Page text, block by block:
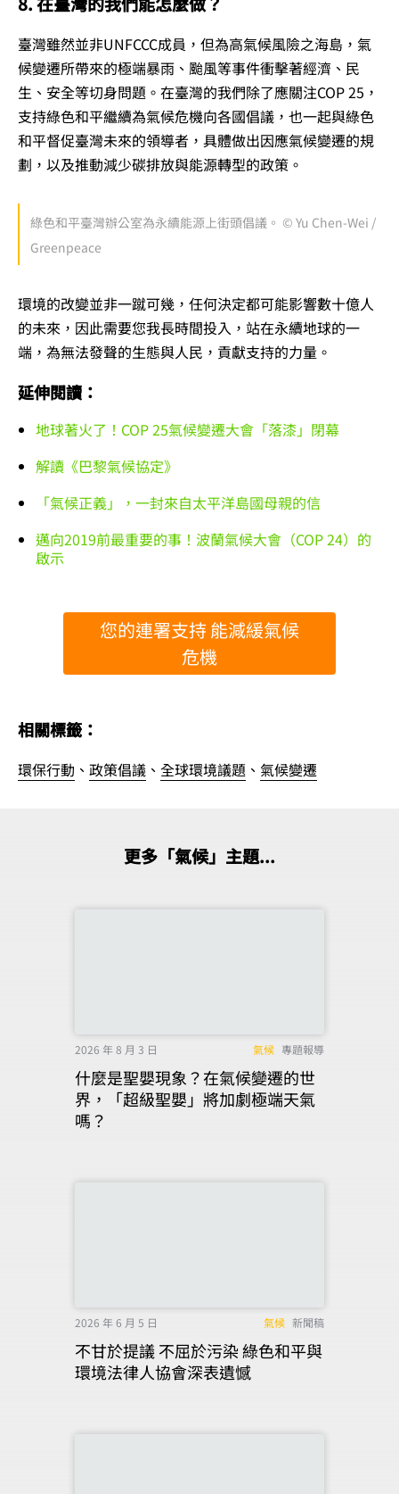
臺灣雖然並非UNFCCC成員，但為高氣候風險之海島，氣
候變遷所帶來的極端暴雨、颱風等事件衝擊著經濟、民
生、安全等切身問題。在臺灣的我們除了應關注COP 25，
支持綠色和平繼續為氣候危機向各國倡議，也一起與綠色
和平督促臺灣未來的領導者，具體做出因應氣候變遷的規
劃，以及推動減少碳排放與能源轉型的政策。
綠色和平臺灣辦公室為永續能源上街頭倡議。 © Yu Chen-Wei /
Greenpeace
環境的改變並非一蹴可幾，任何決定都可能影響數十億人
的未來，因此需要您我長時間投入，站在永續地球的一
端，為無法發聲的生態與人民，貢獻支持的力量。
延伸閱讀：
地球著火了！COP 25氣候變遷大會「落漆」閉幕
解讀《巴黎氣候協定》
「氣候正義」，一封來自太平洋島國母親的信
邁向2019前最重要的事！波蘭氣候大會（COP 24）的
啟示
您的連署支持 能減緩氣候
危機
相關標籤：
環保行動 、 政策倡議 、 全球環境議題 、 氣候變遷
更多「氣候」主題...
2026 年 8 月 3 日 氣候 專題報導
什麼是聖嬰現象？在氣候變遷的世
界，「超級聖嬰」將加劇極端天氣
嗎？
2026 年 6 月 5 日 氣候 新聞稿
不甘於提議 不屈於污染 綠色和平與
環境法律人協會深表遺憾